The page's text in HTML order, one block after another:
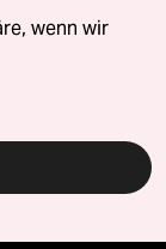
wenn wir